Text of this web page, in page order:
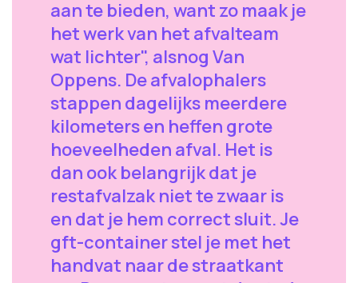
aan te bieden, want zo maak je
het werk van het afvalteam
wat lichter", alsnog Van
Oppens. De afvalophalers
stappen dagelijks meerdere
kilometers en heffen grote
hoeveelheden afval. Het is
dan ook belangrijk dat je
restafvalzak niet te zwaar is
en dat je hem correct sluit. Je
gft-container stel je met het
handvat naar de straatkant